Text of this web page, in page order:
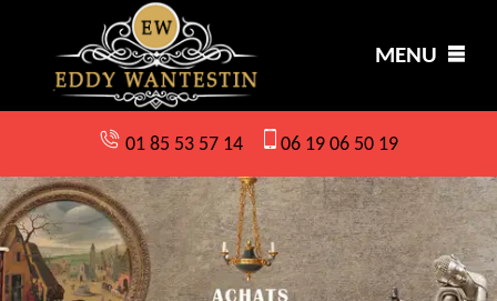
MENU
01 85 53 57 14 06 19 06 50 19